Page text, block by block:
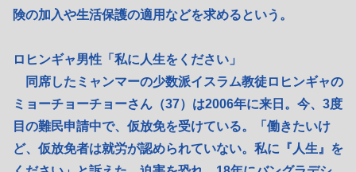
険の加入や生活保護の適用などを求めるという。
ロヒンギャ男性「私に人生をください」
同席したミャンマーの少数派イスラム教徒ロヒンギャの
ミョーチョーチョーさん（37）は2006年に来日。今、3度
目の難民申請中で、仮放免を受けている。「働きたいけ
ど、仮放免者は就労が認められていない。私に『人生』を